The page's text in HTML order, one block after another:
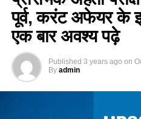
पूर्व, करंट अफेयर के
एक बार अवश्य पढ़े
Published 3 years ago on
By admin